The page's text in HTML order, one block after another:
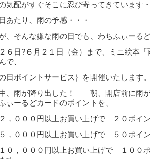
気配がすぐそこに忍び寄ってきています
あたり、雨の予感・・・
、そんな嫌な雨の日でも、わちふぃーる
６日?６月２１日（金）まで、ミニ絵本
で、
の日ポイントサービス｝を開催いたします
、雨が降り出した！ 朝、開店前に雨
ぃーるどカードのポイントを、
，０００円以上お買い上げで ２０ポイ
，０００円以上お買い上げで ５０ポイ
０，０００円以上お買い上げで １００